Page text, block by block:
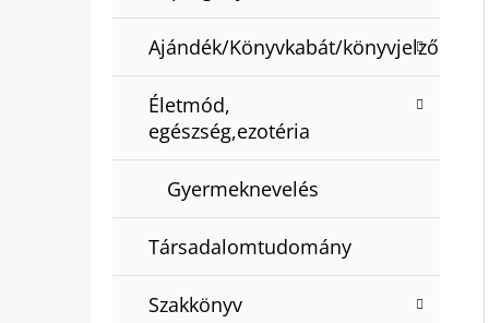
Ajándék/Könyvkabát/könyvjelző
Életmód,
egészség,ezotéria
Gyermeknevelés
Társadalomtudomány
Szakkönyv